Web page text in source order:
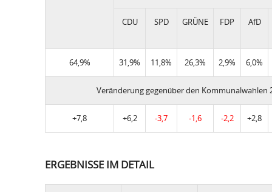
CDU SPD GRÜNE FDP AfD
64,9% 31,9% 11,8% 26,3% 2,9% 6,0%
Veränderung gegenüber den Kommunalwahlen
+7,8 +6,2 -3,7 -1,6 -2,2 +2,8
ERGEBNISSE IM DETAIL